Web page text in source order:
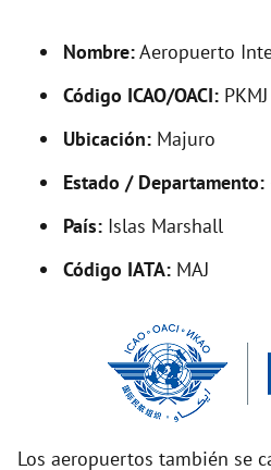
Nombre:Aeropuerto
Código ICAO/OACI: PKMJ
Ubicación: Majuro
Estado / Departamento:
País: Islas Marshall
Código IATA: MAJ
Los aeropuertos también se